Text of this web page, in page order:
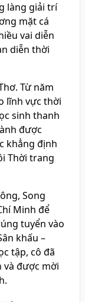
làng giải trí
mặt cá
vai diễn
diễn thời
Từ năm
lĩnh vực thời
sinh thanh
được
khẳng định
Thời trang
Song
Minh để
tuyển vào
khấu –
tập, cô đã
và được mời